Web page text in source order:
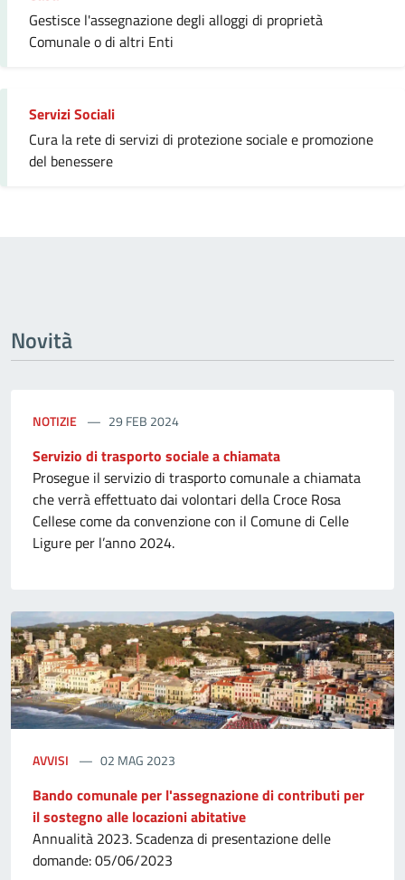
Gestisce l'assegnazione degli alloggi di proprietà
Comunale o di altri Enti
Servizi Sociali
Cura la rete di servizi di protezione sociale e promozione
del benessere
Novità
NOTIZIE 29 FEB 2024
Servizio di trasporto sociale a chiamata
Prosegue il servizio di trasporto comunale a chiamata
che verrà effettuato dai volontari della Croce Rosa
Cellese come da convenzione con il Comune di Celle
Ligure per l’anno 2024.
AVVISI 02 MAG 2023
Bando comunale per l'assegnazione di contributi per
il sostegno alle locazioni abitative
Annualità 2023. Scadenza di presentazione delle
domande: 05/06/2023